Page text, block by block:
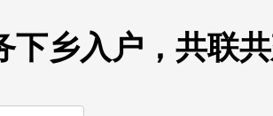
下乡入户，共联